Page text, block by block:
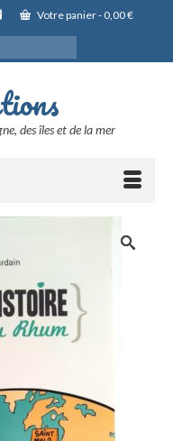
Votre panier- 0,00€
des îles et de la mer